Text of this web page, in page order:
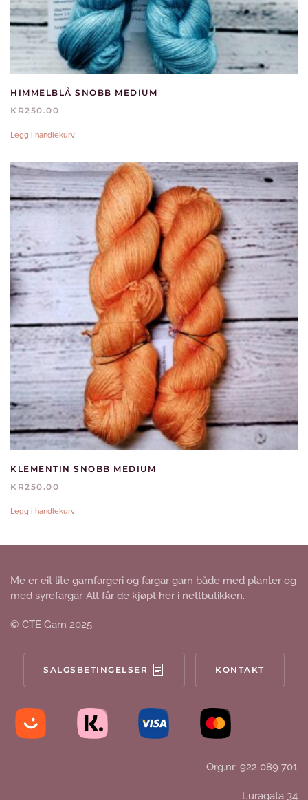
HIMMELBLÅ SNOBB MEDIUM
KR250.00
Legg i handlekurv
KLEMENTIN SNOBB MEDIUM
KR250.00
Legg i handlekurv
Me er eit lite garnfargeri og fargar garn både med planter og
med syrefargar. Alt får de kjøpt her i nettbutikken.
© CTE Garn 2025
SALGSBETINGELSER KONTAKT
Org.nr: 922 089 701
Luragata 34